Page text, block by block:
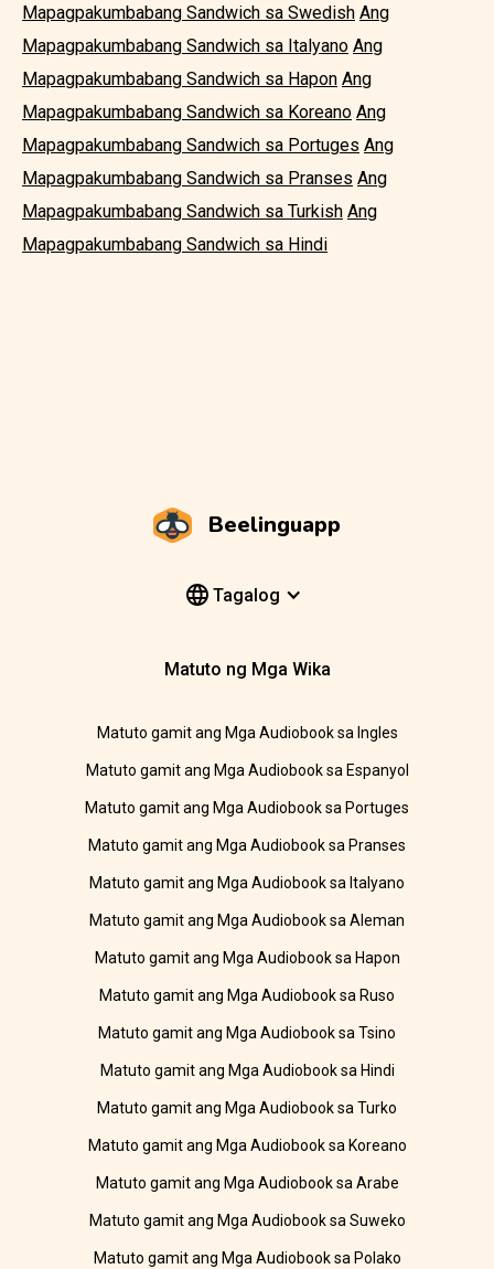
Mapagpakumbabang Sandwich sa Swedish Ang
Mapagpakumbabang Sandwich sa Italyano Ang
Mapagpakumbabang Sandwich sa Hapon Ang
Mapagpakumbabang Sandwich sa Koreano Ang
Mapagpakumbabang Sandwich sa Portuges Ang
Mapagpakumbabang Sandwich sa Pranses Ang
Mapagpakumbabang Sandwich sa Turkish Ang
Mapagpakumbabang Sandwich sa Hindi
Beelinguapp
Tagalog
Matuto ng Mga Wika
Matuto gamit ang Mga Audiobook sa Ingles
Matuto gamit ang Mga Audiobook sa Espanyol
Matuto gamit ang Mga Audiobook sa Portuges
Matuto gamit ang Mga Audiobook sa Pranses
Matuto gamit ang Mga Audiobook sa Italyano
Matuto gamit ang Mga Audiobook sa Aleman
Matuto gamit ang Mga Audiobook sa Hapon
Matuto gamit ang Mga Audiobook sa Ruso
Matuto gamit ang Mga Audiobook sa Tsino
Matuto gamit ang Mga Audiobook sa Hindi
Matuto gamit ang Mga Audiobook sa Turko
Matuto gamit ang Mga Audiobook sa Koreano
Matuto gamit ang Mga Audiobook sa Arabe
Matuto gamit ang Mga Audiobook sa Suweko
Matuto gamit ang Mga Audiobook sa Polako